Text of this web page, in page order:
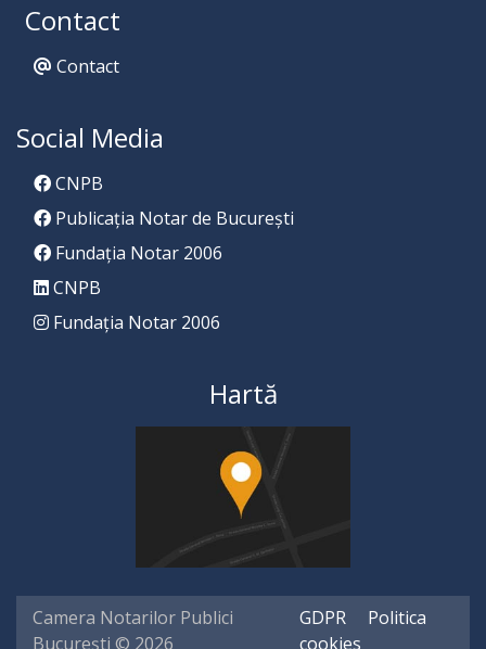
Contact
Contact
Social Media
CNPB
Publicația Notar de București
Fundația Notar 2006
CNPB
Fundația Notar 2006
Hartă
Camera Notarilor Publici
București © 2026
GDPR
Politica
cookies